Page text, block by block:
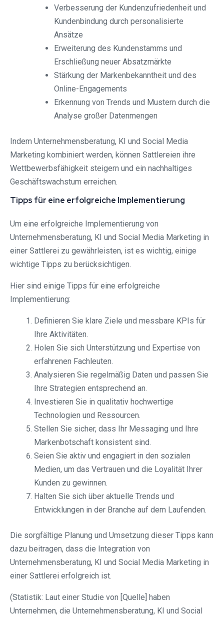
Verbesserung der Kundenzufriedenheit und
Kundenbindung durch personalisierte
Ansätze
Erweiterung des Kundenstamms und
Erschließung neuer Absatzmärkte
Stärkung der Markenbekanntheit und des
Online-Engagements
Erkennung von Trends und Mustern durch die
Analyse großer Datenmengen
Indem Unternehmensberatung, KI und Social Media
Marketing kombiniert werden, können Sattlereien ihre
Wettbewerbsfähigkeit steigern und ein nachhaltiges
Geschäftswachstum erreichen.
Tipps für eine erfolgreiche Implementierung
Um eine erfolgreiche Implementierung von
Unternehmensberatung, KI und Social Media Marketing in
einer Sattlerei zu gewährleisten, ist es wichtig, einige
wichtige Tipps zu berücksichtigen.
Hier sind einige Tipps für eine erfolgreiche
Implementierung:
Definieren Sie klare Ziele und messbare KPIs für
Ihre Aktivitäten.
Holen Sie sich Unterstützung und Expertise von
erfahrenen Fachleuten.
Analysieren Sie regelmäßig Daten und passen Sie
Ihre Strategien entsprechend an.
Investieren Sie in qualitativ hochwertige
Technologien und Ressourcen.
Stellen Sie sicher, dass Ihr Messaging und Ihre
Markenbotschaft konsistent sind.
Seien Sie aktiv und engagiert in den sozialen
Medien, um das Vertrauen und die Loyalität Ihrer
Kunden zu gewinnen.
Halten Sie sich über aktuelle Trends und
Entwicklungen in der Branche auf dem Laufenden.
Die sorgfältige Planung und Umsetzung dieser Tipps kann
dazu beitragen, dass die Integration von
Unternehmensberatung, KI und Social Media Marketing in
einer Sattlerei erfolgreich ist.
(Statistik: Laut einer Studie von [Quelle] haben
Unternehmen, die Unternehmensberatung, KI und Social